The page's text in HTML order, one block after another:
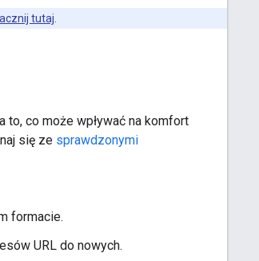
tutaj
to, co może wpływać na komfort
się ze sprawdzonymi
formacie.
URL do nowych.